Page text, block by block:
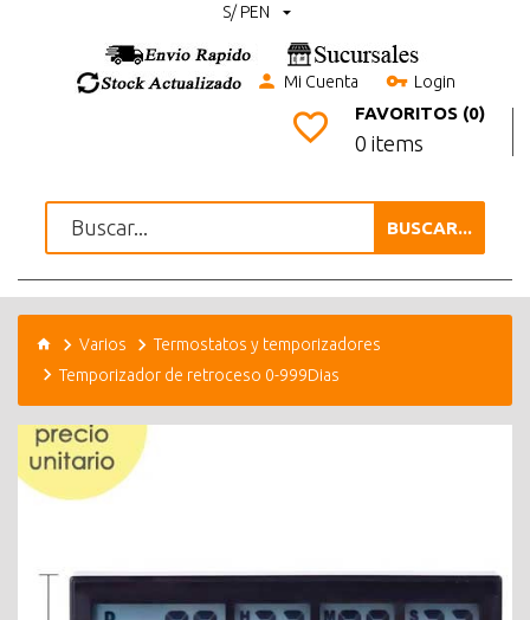
S/ PEN
Mi Cuenta Login
FAVORITOS (0)
0 items
BUSCAR...
Varios
Termostatos y temporizadores
Temporizador de retroceso 0-999Dias